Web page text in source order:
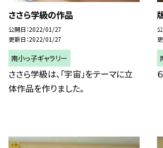
ささら学級の作品
公開日 2022/01/27
更新日 2022/01/27
南小っ子ギャラリー
ささら学級は、「宇宙」をテーマに立
体作品を作りました。